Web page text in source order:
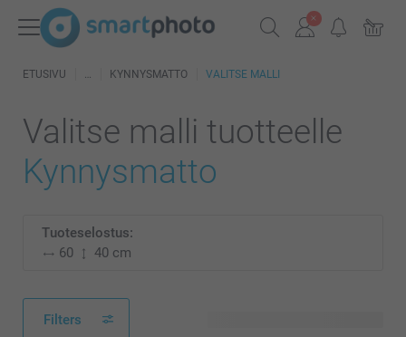
ETUSIVU KYNNYSMATTO VALITSE MALLI
Valitse malli tuotteelle
Kynnysmatto
Tuoteselostus:
60
40 cm
Filters